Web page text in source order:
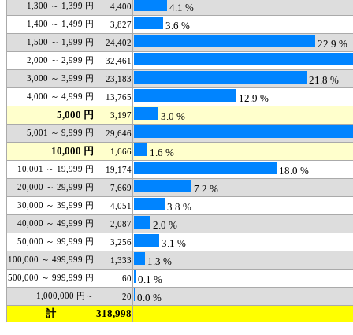
1,300 ～ 1,399 円 4,400 4.1 %
1,400 ～ 1,499 円 3,827 3.6 %
1,500 ～ 1,999 円 24,402 22.9 %
2,000 ～ 2,999 円
32,461
3,000 ～ 3,999 円
23,183 21.8 %
4,000 ～ 4,999 円 13,765
12.9 %
5,000 円
3,197 3.0 %
5,001 ～ 9,999 円 29,646
10,000 円 1,666 1.6 %
10,001 ～ 19,999 円 19,174 18.0 %
20,000 ～ 29,999 円 7,669 7.2 %
30,000 ～ 39,999 円 4,051 3.8 %
40,000 ～ 49,999 円 2,087 2.0 %
50,000 ～ 99,999 円 3,256 3.1 %
100,000 ～ 499,999 円 1,333 1.3 %
500,000 ～ 999,999 円 60 0.1 %
1,000,000 円～ 20
0.0 %
計
318,998